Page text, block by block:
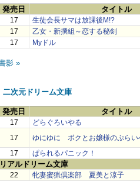
発売日 タイトル
17
生徒会長サマは放課後M!?
17
乙女・新撰組～恋する秘剣
17
Myドル
影 »
二次元ドリーム文庫
発売日 タイトル
17
どらぐろいやる
17
ゆにゆに ボクとお嬢様のぷらい
17
ぱられるパニック！
リアルドリーム文庫
22 牝妻蜜猟倶楽部 夏美と涼子